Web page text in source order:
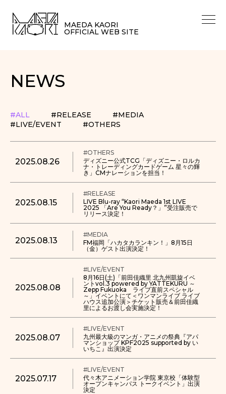
MAEDA KAORI
OFFICIAL WEB SITE
NEWS
#ALL #RELEASE
#MEDIA
#LIVE/EVENT
#OTHERS
2025.08.26
#OTHERS
ディズニー公式TCG「ディズニー・ロルカ
ナ・トレーディングカードゲーム 星々の輝
き」CMナレーションを担当！
2025.08.15
#RELEASE
LIVE Blu-ray “Kaori Maeda 1st LIVE
2025 「Are You Ready？」”受注販売で
リリース決定！
2025.08.13
#MEDIA
FM福岡「ハカタカランキン！」8月15日
（金）ゲスト出演決定！
2025.08.08
#LIVE/EVENT
8月16日(土)「前田佳織里 北九州凱旋イベ
ントvol.3 powered by YATTEKURU ～
Zepp Fukuoka ライブ直前スペシャル
～」イベントにて＜ワンマンライブ ライブ
ハウス追加公演＞チケット販売＆前田佳織
里によるお渡し会実施決定！
2025.08.07
#LIVE/EVENT
九州最大級のマンガ・アニメの祭典『アパ
マンショップ KPF2025 supported by い
いちこ』出演決定
2025.07.17
#LIVE/EVENT
代々木アニメーション学院 東京校「体験型
オープンキャンパス トークイベント」出演
決定